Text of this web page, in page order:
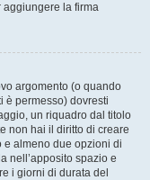
la firma
argomento (o quando
è permesso) dovresti
un riquadro dal titolo
non hai il diritto di creare
e almeno due opzioni di
nell’apposito spazio e
i giorni di durata del